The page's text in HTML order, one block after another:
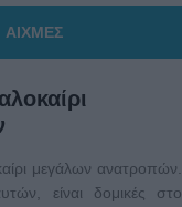
ΑΙΧΜΕΣ
μεγάλων ανατροπών.
είναι δομικές στο